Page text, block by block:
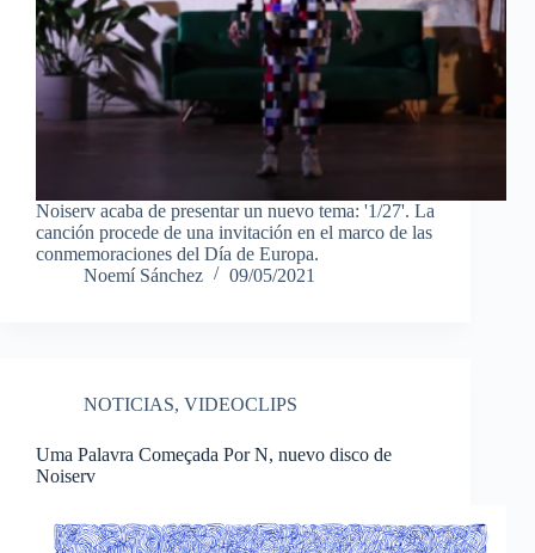
Noiserv acaba de presentar un nuevo tema: '1/27'. La
canción procede de una invitación en el marco de las
conmemoraciones del Día de Europa.
Noemí Sánchez
09/05/2021
NOTICIAS, VIDEOCLIPS
Uma Palavra Começada Por N, nuevo disco de
Noiserv